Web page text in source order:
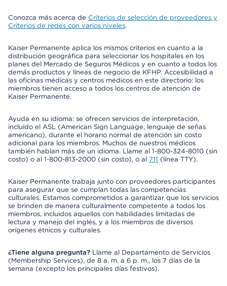
Conozca más acerca de Criterios de selección de proveedores y
Criterios de redes con varios niveles.
Kaiser Permanente aplica los mismos criterios en cuanto a la
distribución geográfica para seleccionar los hospitales en los
planes del Mercado de Seguros Médicos y en cuanto a todos los
demás productos y líneas de negocio de KFHP. Accesibilidad a
las oficinas médicas y centros médicos en este directorio: los
miembros tienen acceso a todos los centros de atención de
Kaiser Permanente.
Ayuda en su idioma: se ofrecen servicios de interpretación,
incluido el ASL (American Sign Language, lenguaje de señas
americano), durante el horario normal de atención sin costo
adicional para los miembros. Muchos de nuestros médicos
también hablan más de un idioma. Llame al 1-800-324-8010 (sin
costo) o al 1-800-813-2000 (sin costo), o al 711 (línea TTY).
Kaiser Permanente trabaja junto con proveedores participantes
para asegurar que se cumplan todas las competencias
culturales. Estamos comprometidos a garantizar que los servicios
se brinden de manera culturalmente competente a todos los
miembros, incluidos aquellos con habilidades limitadas de
lectura y manejo del inglés, y a los miembros de diversos
orígenes étnicos y culturales.
¿Tiene alguna pregunta? Llame al Departamento de Servicios
(Membership Services), de 8 a. m. a 6 p. m., los 7 días de la
semana (excepto los principales días festivos).